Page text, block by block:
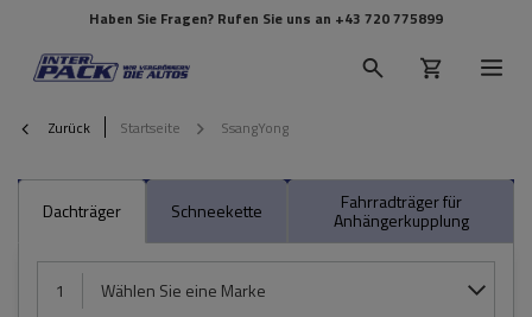
Haben Sie Fragen? Rufen Sie uns an +43 720 775899
Zurück Startseite SsangYong
Dachträger Schneekette Fahrradträger für
Anhängerkupplung
1 Wählen Sie eine Marke